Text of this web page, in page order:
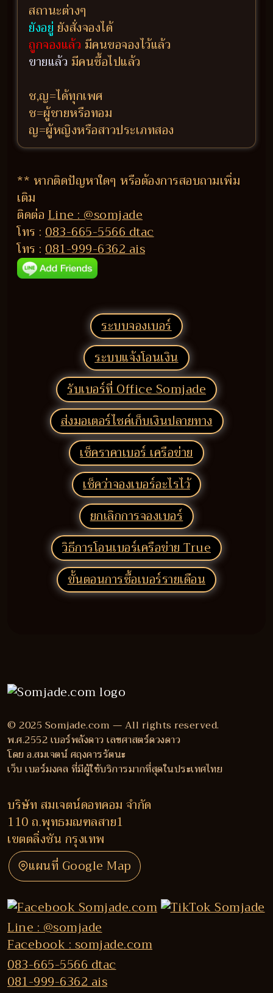
สถานะต่างๆ
ยังอยู่ ยังสั่งจองได้
ถูกจองแล้ว มีคนขอจองไว้แล้ว
ขายแล้ว มีคนซื้อไปแล้ว
ช,ญ=ได้ทุกเพศ
ช=ผู้ชายหรือทอม
ญ=ผู้หญิงหรือสาวประเภทสอง
** หากติดปัญหาใดๆ หรือต้องการสอบถามเพิ่ม
เติม
ติดต่อLine : @somjade
โทร : 083-665-5566 dtac
โทร : 081-999-6362 ais
ระบบจองเบอร์
ระบบแจ้งโอนเงิน
รับเบอร์ที่ Office Somjade
ส่งมอเตอร์ไซค์เก็บเงินปลายทาง
เช็คราคาเบอร์ เครือข่าย
เช็คว่าจองเบอร์อะไรไว้
ยกเลิกการจองเบอร์
วิธีการโอนเบอร์เครือข่าย True
ขั้นตอนการซื้อเบอร์รายเดือน
© 2025 Somjade.com — All rights reserved.
พ.ศ.2552 เบอร์พลังดาว เลขศาสตร์ดวงดาว
โดย อ.สมเจตน์ ศฤงคารรัตนะ
เว็บ เบอร์มงคล ที่มีผู้ใช้บริการมากที่สุดในประเทศไทย
บริษัท สมเจตน์ดอทคอม จำกัด
110 ถ.พุทธมณฑลสาย1
เขตตลิ่งชัน กรุงเทพ
แผนที่ Google Map
Line : @somjade
Facebook : somjade.com
083-665-5566 dtac
081-999-6362 ais